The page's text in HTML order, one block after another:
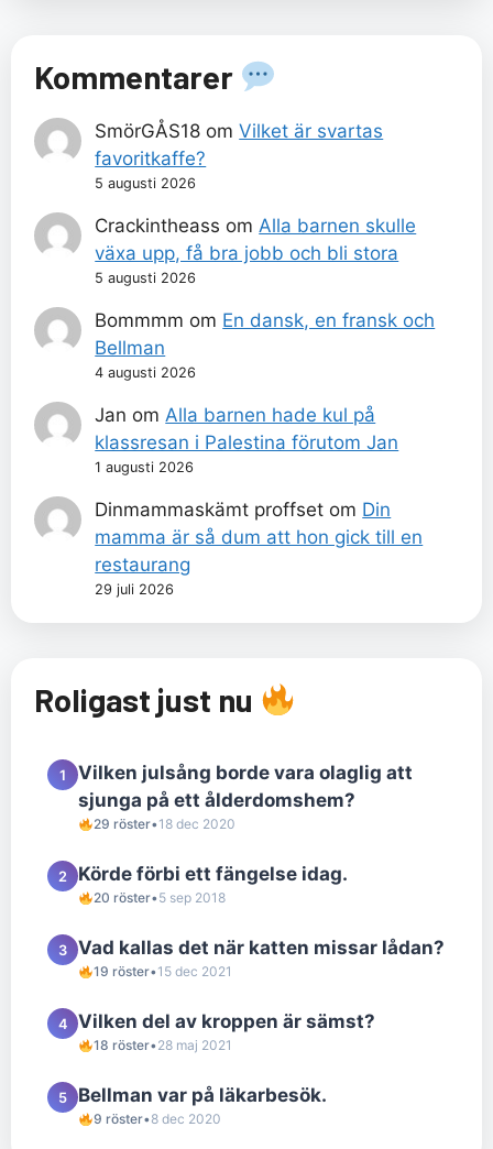
Kommentarer
SmörGÅS18 omVilket är svartas
favoritkaffe?
5 augusti 2026
Crackintheass om Alla barnen skulle
växa upp, få bra jobb och bli stora
5 augusti 2026
Bommmm om En dansk, en fransk och
Bellman
4 augusti 2026
Jan om Alla barnen hade kul på
klassresan i Palestina förutom Jan
1 augusti 2026
Dinmammaskämt proffset om Din
mamma är så dum att hon gick till en
restaurang
29 juli 2026
Roligast just nu
1
Vilken julsång borde vara olaglig att
sjunga på ett ålderdomshem?
29 röster•18 dec 2020
2 Körde förbi ett fängelse idag.
20 röster•5 sep 2018
3 Vad kallas det när katten missar lådan?
19 röster•15 dec 2021
4 Vilken del av kroppen är sämst?
18 röster•28 maj 2021
5 Bellman var på läkarbesök.
9 röster•8 dec 2020